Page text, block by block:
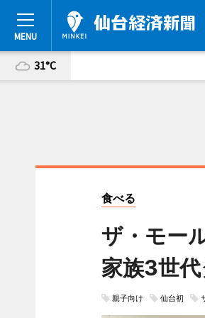
31°C
食べる
ザ・モー
家族3世
親子向け 仙台初